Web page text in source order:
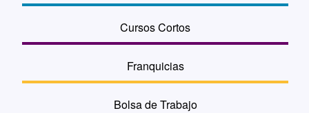
Cursos Cortos
Franquicias
Bolsa de Trabajo